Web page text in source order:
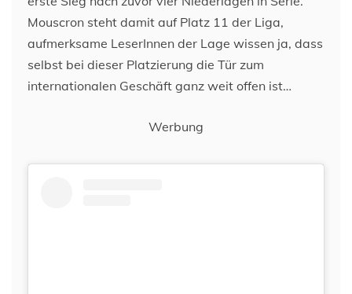
Mouscron steht damit auf Platz 11 der Liga,
aufmerksame LeserInnen der Lage wissen ja, dass
selbst bei dieser Platzierung die Tür zum
internationalen Geschäft ganz weit offen ist…
Werbung